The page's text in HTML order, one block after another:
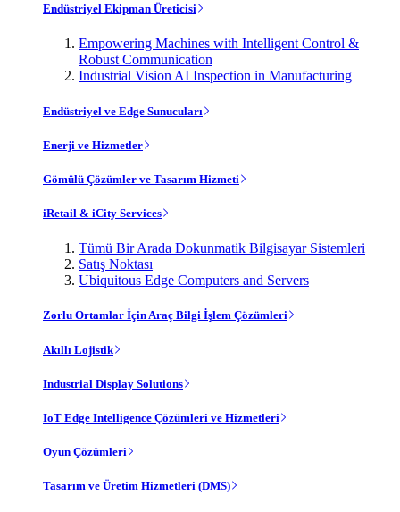
Endüstriyel Ekipman Üreticisi
Empowering Machines with Intelligent Control &
Robust Communication
Industrial Vision AI Inspection in Manufacturing
Endüstriyel ve Edge Sunucuları
Enerji ve Hizmetler
Gömülü Çözümler ve Tasarım Hizmeti
iRetail & iCity Services
Tümü Bir Arada Dokunmatik Bilgisayar Sistemleri
Satış Noktası
Ubiquitous Edge Computers and Servers
Zorlu Ortamlar İçin Araç Bilgi İşlem Çözümleri
Akıllı Lojistik
Industrial Display Solutions
IoT Edge Intelligence Çözümleri ve Hizmetleri
Oyun Çözümleri
Tasarım ve Üretim Hizmetleri (DMS)